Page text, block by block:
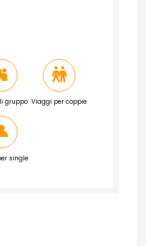
gruppo Viaggi per coppie
single